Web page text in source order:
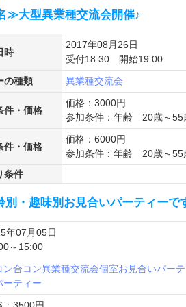
≫大型異業種交流会開催♪
時
2017年08月26日
受付18:30 開始19:00
の種類
異業種交流会
件・価格
価格：3000円
参加条件：年齢 20歳～55
件・価格
価格：6000円
参加条件：年齢 20歳～55
条件
・趣味別お見合いパーティーで
年07月05日
～15:00
ン合コン異業種交流会個室お見合いパー
ーティー